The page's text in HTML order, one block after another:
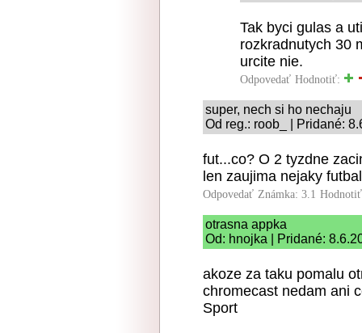
Tak byci gulas a
rozkradnutych 30
urcite nie.
Odpovedať Hodnotiť:
super, nech si ho nechaju
Od reg.: roob_ | Pridané:
fut...co? O 2 tyzdne
len zaujima nejaky
Odpovedať Známka: 3.1
otrasna appka
Od: hnojka | Pridané:
akoze za taku pomalu
chromecast nedam ani
Sport